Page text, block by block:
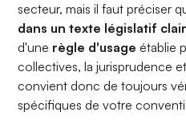
secteur, mais il faut préciser
dans un texte législatif clair
d'une règle d'usage établie
collectives, la jurisprudence
convient donc de toujours
spécifiques de votre